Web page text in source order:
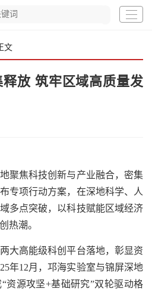
文
放 筑牢区域高质量发
焦科技创新与产业融合，密集
专项行动方案，在深地科学、人
多点突破，以科技赋能区域经济
热潮。
高能级科创平台落地，彰显资
年12月，邛海实验室与锦屏深地
资源攻坚+基础研究”双轮驱动格